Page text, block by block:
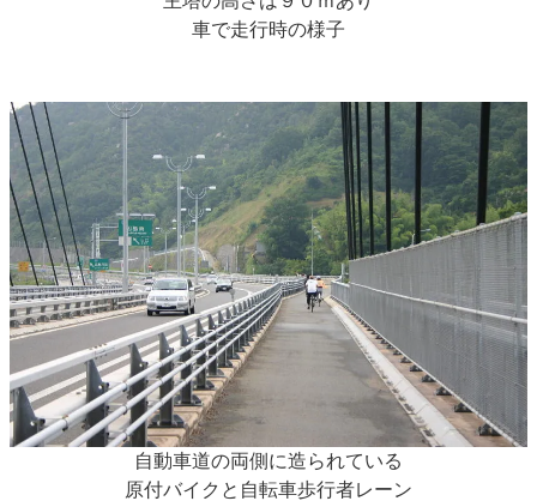
車で走行時の様子
自動車道の両側に造られている
原付バイクと自転車歩行者レーン